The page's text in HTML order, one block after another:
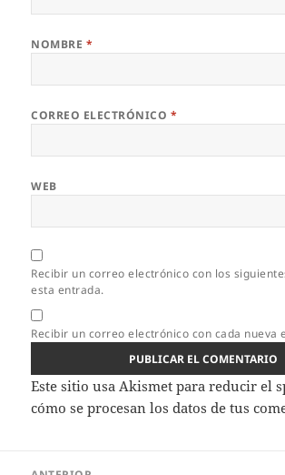
NOMBRE *
CORREO ELECTRÓNICO *
WEB
Recibir un correo electrónico con los
esta entrada.
Recibir un correo electrónico con cada nueva
Este sitio usa Akismet para reducir el
cómo se procesan los datos de tus